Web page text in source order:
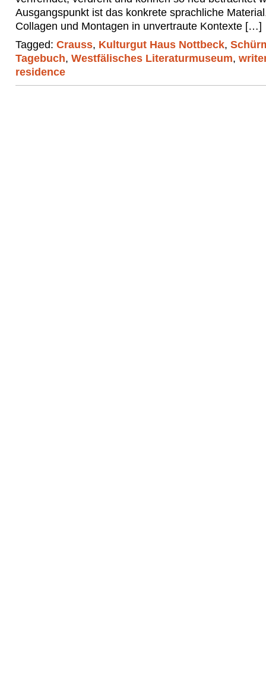
Ausgangspunkt ist das konkrete sprachliche
Collagen und Montagen in unvertraute Kontexte […]
Tagged: Crauss, Kulturgut Haus Nottbeck,
Tagebuch, Westfälisches Literaturmuseum,
residence